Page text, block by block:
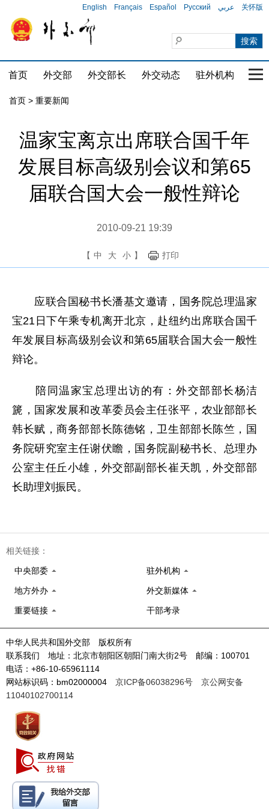
English Français Español Русский عربي 关怀版
首页 外交部 外交部长 外交动态 驻外机构 国
首页 > 重要新闻
温家宝离京出席联合国千年
发展目标高级别会议和第65
届联合国大会一般性辩论
2010-09-21 19:39
【 中 大 小 】 打印
应联合国秘书长潘基文邀请，国务院总理温家
宝21日下午乘专机离开北京，赴纽约出席联合国千
年发展目标高级别会议和第65届联合国大会一般性
辩论。
陪同温家宝总理出访的有：外交部部长杨洁
篪，国家发展和改革委员会主任张平，农业部部长
韩长赋，商务部部长陈德铭，卫生部部长陈竺，国
务院研究室主任谢伏瞻，国务院副秘书长、总理办
公室主任丘小雄，外交部副部长崔天凯，外交部部
长助理刘振民。
相关链接：
中央部委 驻外机构
地方外办 外交新媒体
重要链接 干部考录
中华人民共和国外交部 版权所有
联系我们 地址：北京市朝阳区朝阳门南大街2号 邮编：100701
电话：+86-10-65961114
网站标识码：bm02000004 京ICP备06038296号
京公网安备
11040102700114